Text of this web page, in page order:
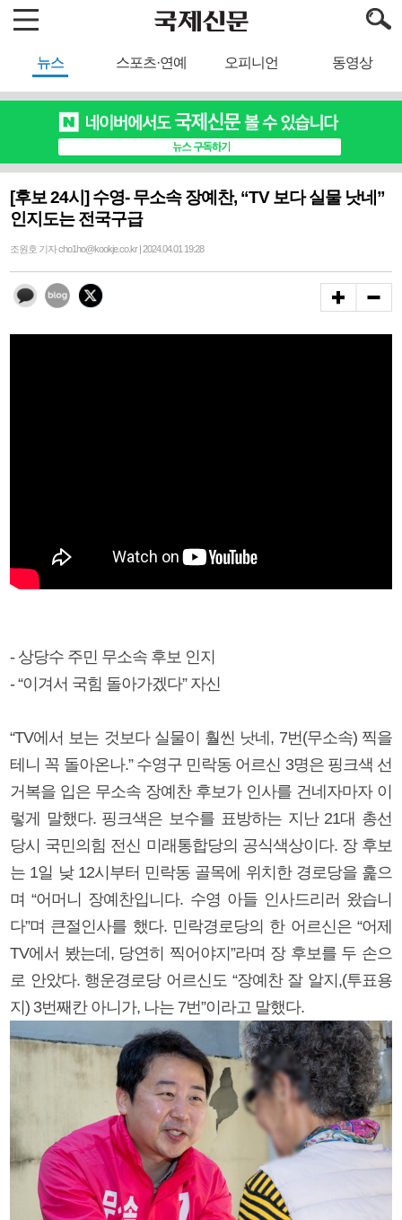
뉴스 스포츠·연예 오피니언 동영상
[후보 24시] 수영- 무소속 장예찬, “TV 보다 실물 낫네”
인지도는 전국구급
조원호 기자 cho1ho@kookje.co.kr | 2024.04.01 19:28
- 상당수 주민 무소속 후보 인지
- “이겨서 국힘 돌아가겠다” 자신
“TV에서 보는 것보다 실물이 훨씬 낫네, 7번(무소속) 찍을
테니 꼭 돌아온나.” 수영구 민락동 어르신 3명은 핑크색 선
거복을 입은 무소속 장예찬 후보가 인사를 건네자마자 이
렇게 말했다. 핑크색은 보수를 표방하는 지난 21대 총선
당시 국민의힘 전신 미래통합당의 공식색상이다. 장 후보
는 1일 낮 12시부터 민락동 골목에 위치한 경로당을 훑으
며 “어머니 장예찬입니다. 수영 아들 인사드리러 왔습니
다”며 큰절인사를 했다. 민락경로당의 한 어르신은 “어제
TV에서 봤는데, 당연히 찍어야지”라며 장 후보를 두 손으
로 안았다. 행운경로당 어르신도 “장예찬 잘 알지,(투표용
지) 3번째칸 아니가, 나는 7번”이라고 말했다.